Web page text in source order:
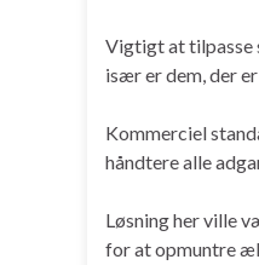
Vigtigt at tilpasse
især er dem, der
Kommerciel
håndtere alle
Løsning her ville
for at opmuntre